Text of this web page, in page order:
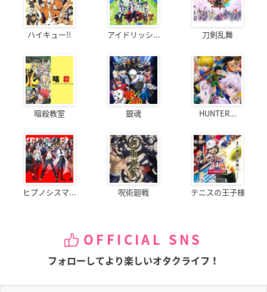
ハイキュー!! アイドリッシ... 刀剣乱舞
暗殺教室 銀魂 HUNTER...
ヒプノシスマ... 呪術廻戦 テニスの王子様
OFFICIAL SNS
フォローしてより楽しいオタクライフ！